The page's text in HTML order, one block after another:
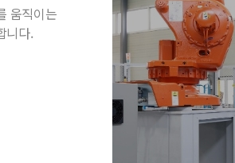
움직이는
니다.